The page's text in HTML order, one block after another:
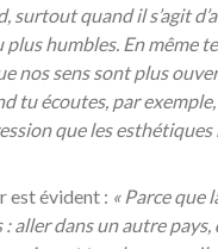
surtout quand il s’agit
humbles. En même
nos sens sont plus
tu écoutes, par
que les
est évident : « Parce que
: aller dans un autre